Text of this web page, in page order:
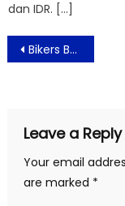
dan IDR. […]
Post
navigation
Bikers Bandung Punya Tempat Nongkrong Baru, Tracker RE Martadinata Resmi Dibuka!
Leave a Reply
Your email
are marked *